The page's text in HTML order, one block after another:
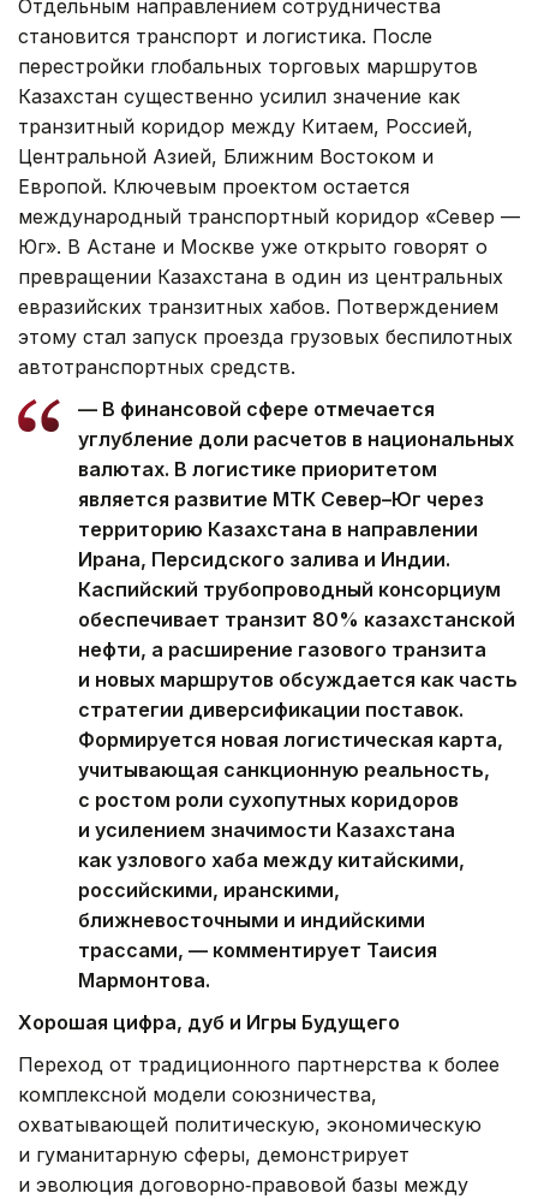
Отдельным направлением сотрудничества
становится транспорт и логистика. После
перестройки глобальных торговых маршрутов
Казахстан существенно усилил значение как
транзитный коридор между Китаем, Россией,
Центральной Азией, Ближним Востоком и
Европой. Ключевым проектом остается
международный транспортный коридор «Север —
Юг». В Астане и Москве уже открыто говорят о
превращении Казахстана в один из центральных
евразийских транзитных хабов. Потверждением
этому стал запуск проезда грузовых беспилотных
автотранспортных средств.
— В финансовой сфере отмечается
углубление доли расчетов в национальных
валютах. В логистике приоритетом
является развитие МТК Север–Юг через
территорию Казахстана в направлении
Ирана, Персидского залива и Индии.
Каспийский трубопроводный консорциум
обеспечивает транзит 80% казахстанской
нефти, а расширение газового транзита
и новых маршрутов обсуждается как часть
стратегии диверсификации поставок.
Формируется новая логистическая карта,
учитывающая санкционную реальность,
с ростом роли сухопутных коридоров
и усилением значимости Казахстана
как узлового хаба между китайскими,
российскими, иранскими,
ближневосточными и индийскими
трассами, — комментирует Таисия
Мармонтова.
Хорошая цифра, дуб и Игры Будущего
Переход от традиционного партнерства к более
комплексной модели союзничества,
охватывающей политическую, экономическую
и гуманитарную сферы, демонстрирует
и эволюция договорно‑правовой базы между